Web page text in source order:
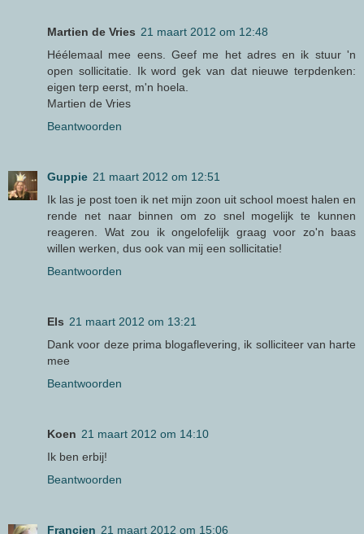
Martien de Vries 21 maart 2012 om 12:48
Héélemaal mee eens. Geef me het adres en ik stuur 'n
open sollicitatie. Ik word gek van dat nieuwe terpdenken:
eigen terp eerst, m'n hoela.
Martien de Vries
Beantwoorden
Guppie 21 maart 2012 om 12:51
Ik las je post toen ik net mijn zoon uit school moest halen en
rende net naar binnen om zo snel mogelijk te kunnen
reageren. Wat zou ik ongelofelijk graag voor zo'n baas
willen werken, dus ook van mij een sollicitatie!
Beantwoorden
Els 21 maart 2012 om 13:21
Dank voor deze prima blogaflevering, ik solliciteer van harte
mee
Beantwoorden
Koen 21 maart 2012 om 14:10
Ik ben erbij!
Beantwoorden
Francien 21 maart 2012 om 15:06